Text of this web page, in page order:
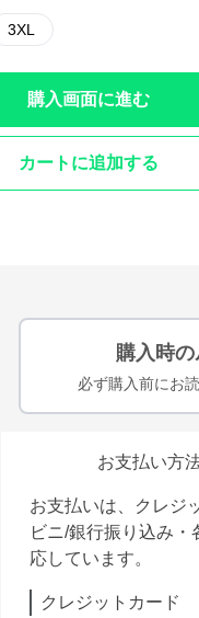
3XL
購入画面に進む
カートに追加する
購入時
必ず購入前にお
お支払い方
お支払いは、クレジ
ビニ/銀行振り込み・
応しています。
クレジットカード